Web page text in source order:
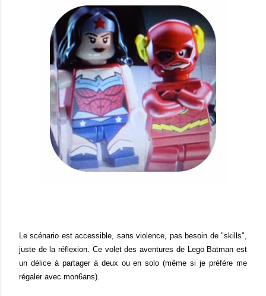
Le scénario est accessible, sans violence, pas besoin de "skills",
juste de la réflexion. Ce volet des aventures de Lego Batman est
un délice à partager à deux ou en solo (même si je préfère me
régaler avec mon6ans).